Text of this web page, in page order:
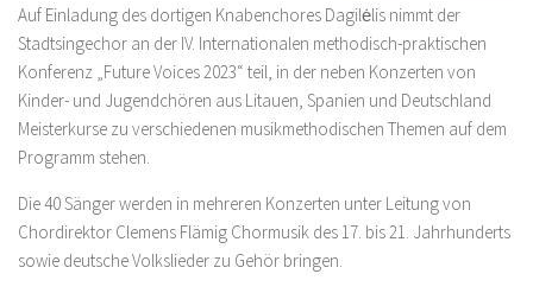
Auf Einladung des dortigen Knabenchores Dagilėlis nimmt der
Stadtsingechor an der IV. Internationalen methodisch-praktischen
Konferenz „Future Voices 2023“ teil, in der neben Konzerten von
Kinder- und Jugendchören aus Litauen, Spanien und Deutschland
Meisterkurse zu verschiedenen musikmethodischen Themen auf dem
Programm stehen.
Die 40 Sänger werden in mehreren Konzerten unter Leitung von
Chordirektor Clemens Flämig Chormusik des 17. bis 21. Jahrhunderts
sowie deutsche Volkslieder zu Gehör bringen.